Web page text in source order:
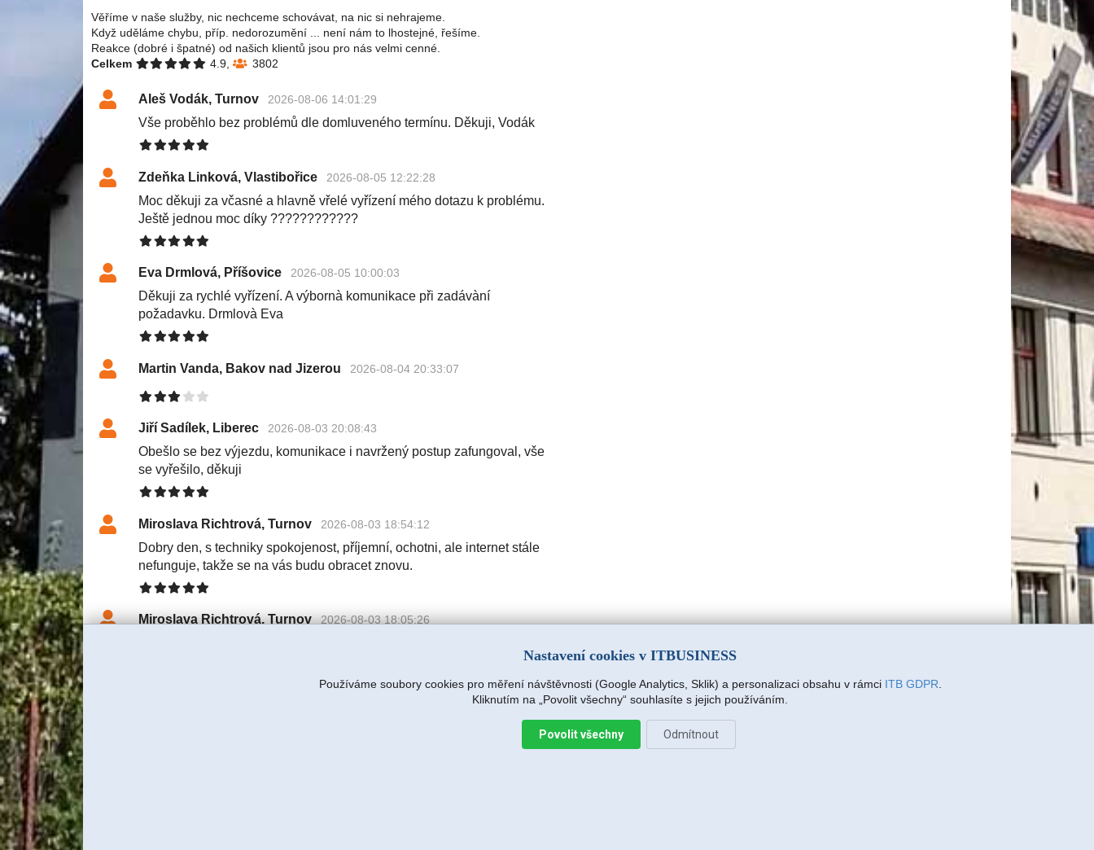
Věříme v naše služby, nic nechceme schovávat, na nic si nehrajeme.
Když uděláme chybu, příp. nedorozumění ... není nám to lhostejné, řešíme.
Reakce (dobré i špatné) od našich klientů jsou pro nás velmi cenné.
Celkem
4.9, 3802
Aleš Vodák, Turnov 2026-08-06 14:01:29
Vše proběhlo bez problémů dle domluveného termínu. Děkuji, Vodák
Zdeňka Linková, Vlastibořice 2026-08-05 12:22:28
Moc děkuji za včasné a hlavně vřelé vyřízení mého dotazu k problému.
Ještě jednou moc díky ????????????
Eva Drmlová, Příšovice 2026-08-05 10:00:03
Děkuji za rychlé vyřízení. A výbornà komunikace při zadávàní
požadavku. Drmlovà Eva
Martin Vanda, Bakov nad Jizerou 2026-08-04 20:33:07
Jiří Sadílek, Liberec 2026-08-03 20:08:43
Obešlo se bez výjezdu, komunikace i navržený postup zafungoval, vše
se vyřešilo, děkuji
Miroslava Richtrová, Turnov 2026-08-03 18:54:12
Dobry den, s techniky spokojenost, příjemní, ochotni, ale internet stále
nefunguje, takže se na vás budu obracet znovu.
Miroslava Richtrová, Turnov 2026-08-03 18:05:26
S klientkou jsme domluvili servis hned na další pracovní den (dnes),
Nastavení cookies v ITBUSINESS
Používáme soubory cookies pro měření návštěvnosti (Google Analytics, Sklik) a personalizaci obsahu v rámci ITB GDPR
Kliknutím na „Povolit všechny“ souhlasíte s jejich používáním.
Povolit všechny Odmítnout